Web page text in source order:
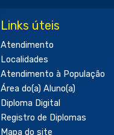
Links úteis
Atendimento
Localidades
Atendimento à População
Área do(a) Aluno(a)
Diploma Digital
Registro de Diplomas
Mapa do site